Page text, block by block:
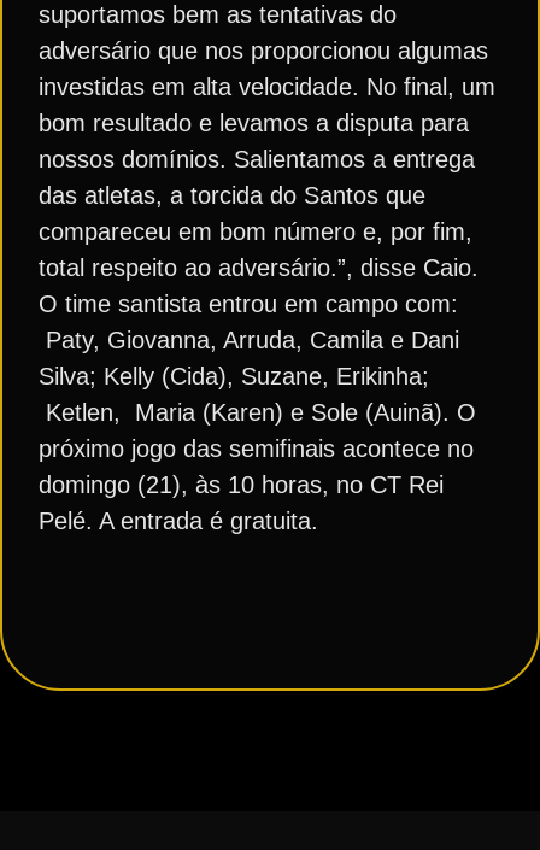
suportamos bem as tentativas do
adversário que nos proporcionou algumas
investidas em alta velocidade. No final, um
bom resultado e levamos a disputa para
nossos domínios. Salientamos a entrega
das atletas, a torcida do Santos que
compareceu em bom número e, por fim,
total respeito ao adversário.”, disse Caio.
O time santista entrou em campo com:
Paty, Giovanna, Arruda, Camila e Dani
Silva; Kelly (Cida), Suzane, Erikinha;
Ketlen, Maria (Karen) e Sole (Auinã). O
próximo jogo das semifinais acontece no
domingo (21), às 10 horas, no CT Rei
Pelé. A entrada é gratuita.